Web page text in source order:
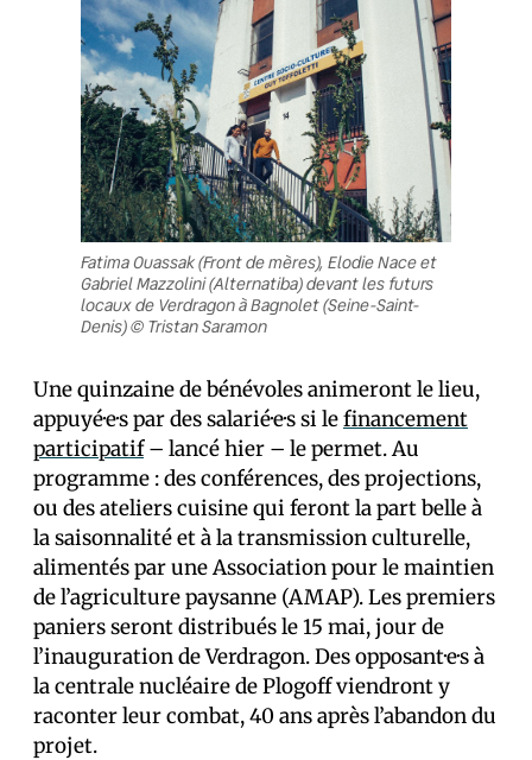
Fatima Ouassak (Front de mères), Elodie Nace et
Gabriel Mazzolini (Alternatiba) devant les futurs
locaux de Verdragon à Bagnolet (Seine-Saint-
Denis) © Tristan Saramon
Une quinzaine de bénévoles animeront le lieu,
appuyé·e·s par des salarié·e·s si lefinancement
participatif– lancé hier – le permet. Au
programme : des conférences, des projections,
ou des ateliers cuisine qui feront la part belle à
la saisonnalité et à la transmission culturelle,
alimentés par une Association pour le maintien
de l’agriculture paysanne (AMAP). Les premiers
paniers seront distribués le 15 mai, jour de
l’inauguration de Verdragon. Des opposant·e·s à
la centrale nucléaire de Plogoff viendront y
raconter leur combat, 40 ans après l’abandon du
projet.